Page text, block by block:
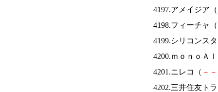
4197.アメイジア（
4198.フィーチャ（
4199.シリコンス
4200.ｍｏｎｏＡ
4201.ニレコ（ － －
4202.三井住友ト